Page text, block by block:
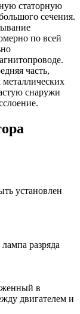
статорную
сечения.
по всей
часть,
металлических
снаружи
установлен
разряда
в
двигателем и